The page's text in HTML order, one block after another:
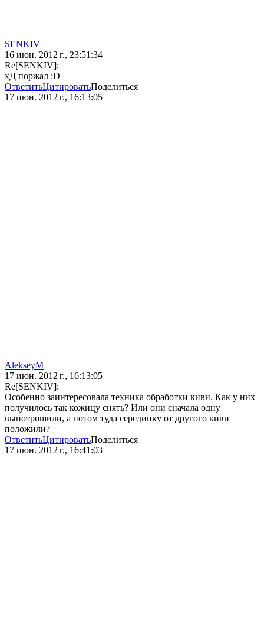
SENKIV
16 июн. 2012 г., 23:51:34
Re[SENKIV]:
хД поржал :D
ОтветитьЦитироватьПоделиться
17 июн. 2012 г., 16:13:05
AlekseyM
17 июн. 2012 г., 16:13:05
Re[SENKIV]:
Особенно заинтересовала техника обработки киви. Как у них
получилось так кожицу снять? Или они сначала одну
выпотрошили, а потом туда серединку от другого киви
положили?
ОтветитьЦитироватьПоделиться
17 июн. 2012 г., 16:41:03